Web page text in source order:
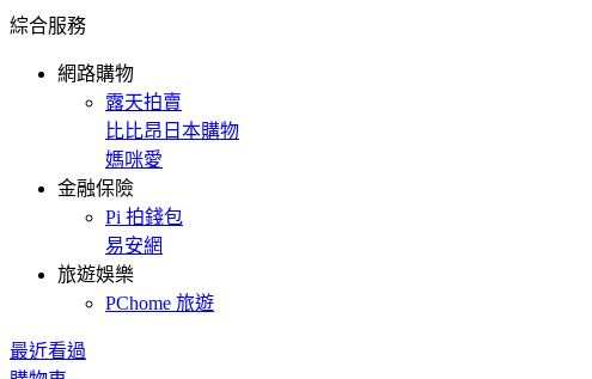
綜合服務
網路購物
露天拍賣
比比昂日本購物
媽咪愛
金融保險
Pi 拍錢包
易安網
旅遊娛樂
PChome 旅遊
最近看過